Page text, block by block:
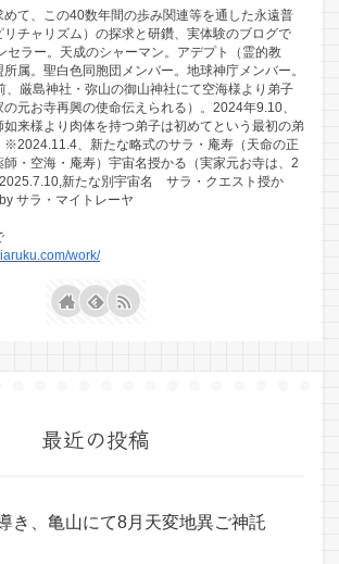
めて、この40数年間の歩み関連等を通した永遠普
チャリズム）の探求と研鑽、実体験のブログで
セラー。天成のシャーマン。アデプト（霊的教
属。聖白色同胞団メンバー。地球神庁メンバー。
、厳島神社・弥山の御山神社にて空海様より弟子
元お寺再興の使命伝えられる）。2024年9.10、
来様より肉体を持つ弟子は初めてという最初の弟
※2024.11.4、新たな略式のサラ・庵寿（天命の正
・空海・庵寿）宇宙名授かる（実家元お寺は、2
新たな別宇宙名 サラ・クエスト授か
サラ・マイトレーヤ
work/
最近の投稿
き、亀山にて8月天変地異ご神託